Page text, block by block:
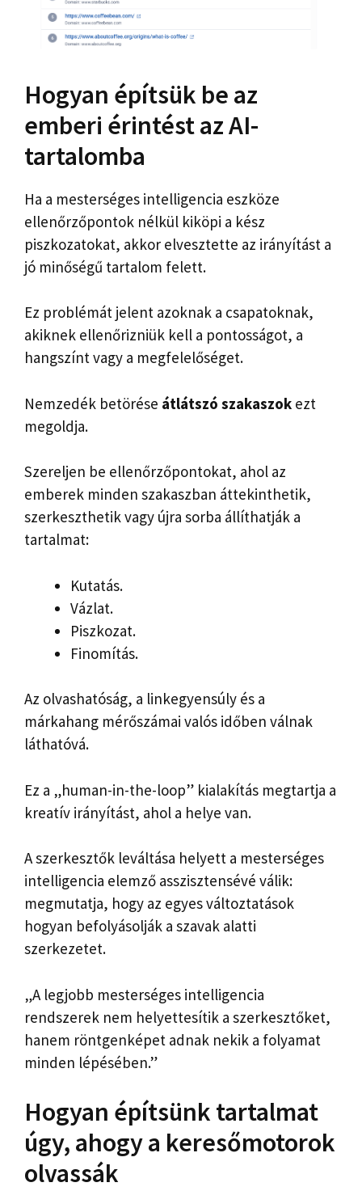
Hogyan építsük be az
emberi érintést az AI-
tartalomba
Ha a mesterséges intelligencia eszköze
ellenőrzőpontok nélkül kiköpi a kész
piszkozatokat, akkor elvesztette az irányítást a
jó minőségű tartalom felett.
Ez problémát jelent azoknak a csapatoknak,
akiknek ellenőrizniük kell a pontosságot, a
hangszínt vagy a megfelelőséget.
Nemzedék betörése átlátszó szakaszok ezt
megoldja.
Szereljen be ellenőrzőpontokat, ahol az
emberek minden szakaszban áttekinthetik,
szerkeszthetik vagy újra sorba állíthatják a
tartalmat:
Kutatás.
Vázlat.
Piszkozat.
Finomítás.
Az olvashatóság, a linkegyensúly és a
márkahang mérőszámai valós időben válnak
láthatóvá.
Ez a „human-in-the-loop” kialakítás megtartja a
kreatív irányítást, ahol a helye van.
A szerkesztők leváltása helyett a mesterséges
intelligencia elemző asszisztensévé válik:
megmutatja, hogy az egyes változtatások
hogyan befolyásolják a szavak alatti
szerkezetet.
„A legjobb mesterséges intelligencia
rendszerek nem helyettesítik a szerkesztőket,
hanem röntgenképet adnak nekik a folyamat
minden lépésében.”
Hogyan építsünk tartalmat
úgy, ahogy a keresőmotorok
olvassák